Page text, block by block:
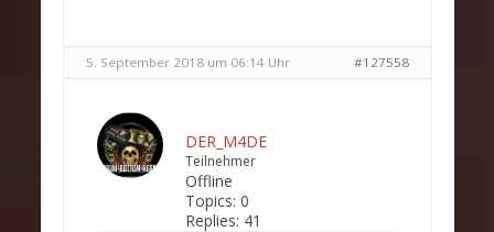
5. September 2018 um 06:14 Uhr #127558
DER_M4DE
Teilnehmer
Offline
Topics: 0
Replies: 41